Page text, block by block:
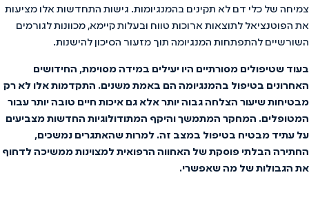
צמיחה של כלי דם לא תקינים בהמנגיומות. גישות התחדשות אלו מציעות
את הפוטנציאל לתוצאות ארוכות טווח ובעלות קיימא, מכוונות לגורמים
השורשיים להתפתחות המנגיומה תוך מזעור הסיכון להישנות.
בעוד שטיפולים מסורתיים היו יעילים במידהמסוימת, החידושים
האחרונים בטיפול בהמנגיומה הם באמתמשנים. התקדמותאלו לא רק
מבטיחותשיעור הצלחהגבוהיותראלא גם איכות חיים טובהיותרעבור
המטופלים. המחקר המתמשךוהיקף המתודולוגיות החדשותמצביעים
על עתיד מבטיח בטיפול במצב זה. למרותשהאתגרים נמשכים,
החתירה הבלתי פוסקתשל האחווה הרפואיתלמצוינותממשיכהלדחוף
את הגבולותשל מהשאפשרי.